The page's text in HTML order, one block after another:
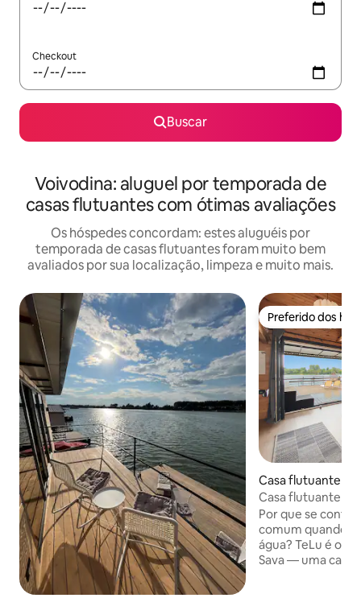
Checkout
Buscar
Voivodina: aluguel por temporada de
casas flutuantes com ótimas avaliações
Os hóspedes concordam: estes aluguéis por
temporada de casas flutuantes foram muito bem
avaliados por sua localização, limpeza e muito mais.
Preferido dos
Preferido dos
Casa flutuante ⋅
Casa flutuante ·
Vistas do rio · Ada
Por que se
comum quando
água? TeLu é o
Sava — uma casa